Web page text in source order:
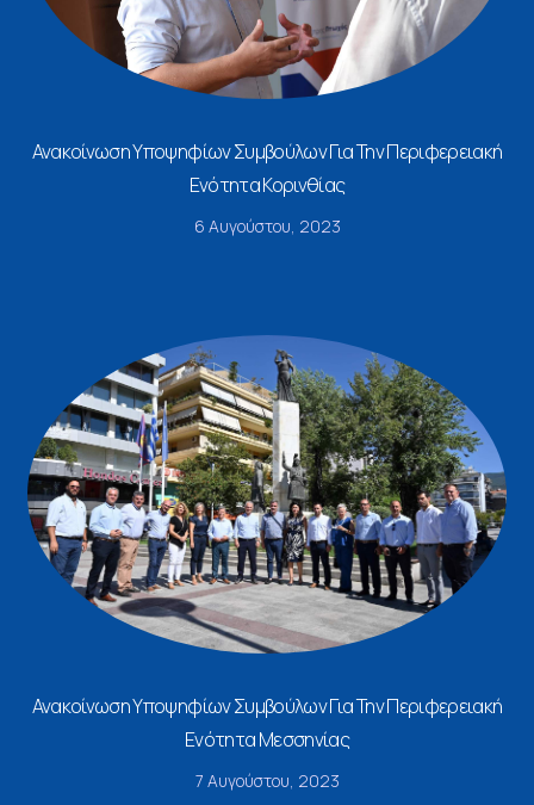
Ανακοίνωση Υποψηφίων Συμβούλων Για Την Περιφερειακή
Ενότητα Κορινθίας
6 Αυγούστου, 2023
Ανακοίνωση Υποψηφίων Συμβούλων Για Την Περιφερειακή
Ενότητα Μεσσηνίας
7 Αυγούστου, 2023